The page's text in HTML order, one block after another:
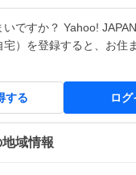
いですか？ Yahoo!
宅）を登録すると、お住
する ログ
域情報